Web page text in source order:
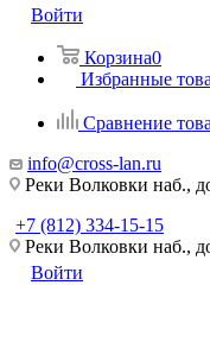
Войти
Корзина0
Избранные
Сравнение
info@cross-lan.ru
Реки Волковки наб.,
+7 (812) 334-15-15
Реки Волковки наб.,
Войти